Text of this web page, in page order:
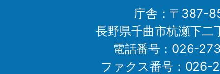
庁舎：〒387-
長野県千曲市杭瀬下二
電話番号：026-
ファクス番号：026-